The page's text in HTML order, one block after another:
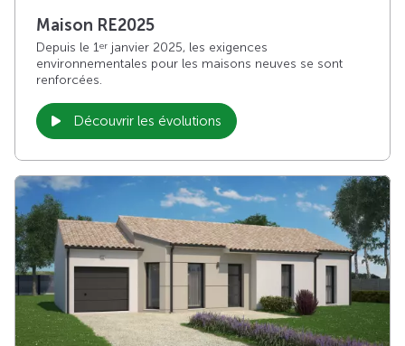
Maison RE2025
Depuis le 1er janvier 2025, les exigences
environnementales pour les maisons neuves se sont
renforcées.
Découvrir les évolutions